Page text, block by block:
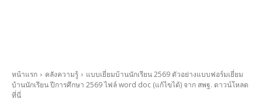
หน้าแรก คลังความรู้
แบบเยี่ยมบ้านนักเรียน 2569 ตัวอย่างแบบฟอร์มเยี่ยม
บ้านนักเรียน ปีการศึกษา 2569 ไฟล์ word doc (แก้ไขได้) จาก สพฐ. ดาวน์โหลด
ที่นี่